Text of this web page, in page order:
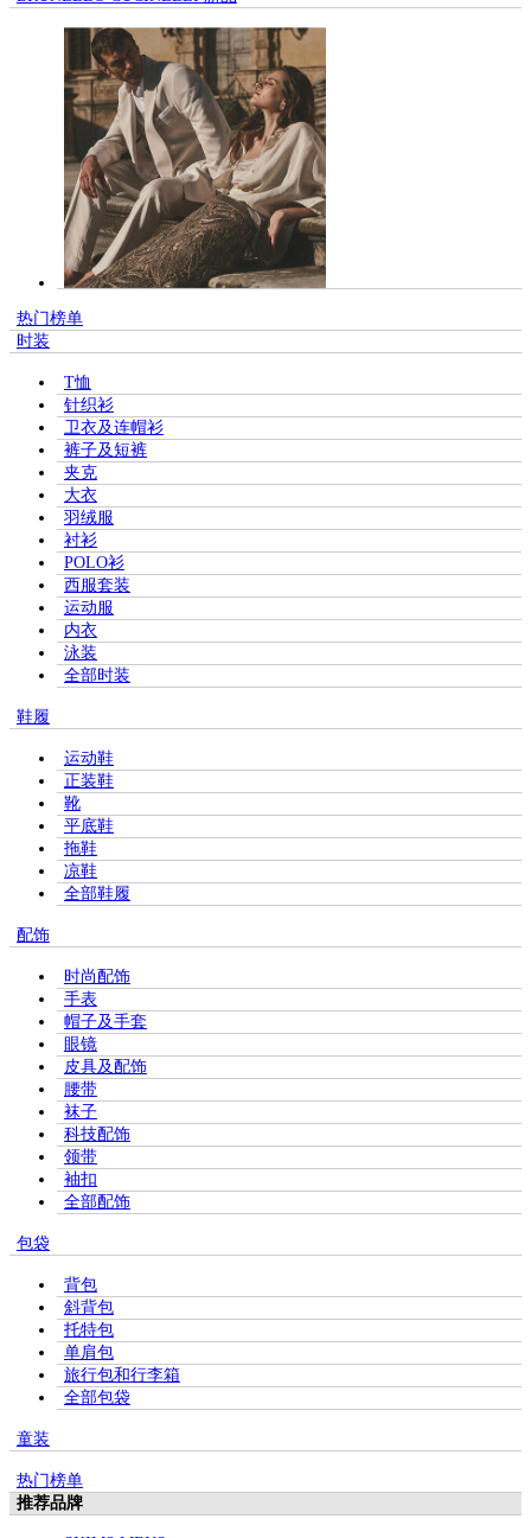
热门榜单
时装
T恤
针织衫
卫衣及连帽衫
裤子及短裤
夹克
大衣
羽绒服
衬衫
POLO衫
西服套装
运动服
内衣
泳装
全部时装
鞋履
运动鞋
正装鞋
靴
平底鞋
拖鞋
凉鞋
全部鞋履
配饰
时尚配饰
手表
帽子及手套
眼镜
皮具及配饰
腰带
袜子
科技配饰
领带
袖扣
全部配饰
包袋
背包
斜背包
托特包
单肩包
旅行包和行李箱
全部包袋
童装
热门榜单
推荐品牌